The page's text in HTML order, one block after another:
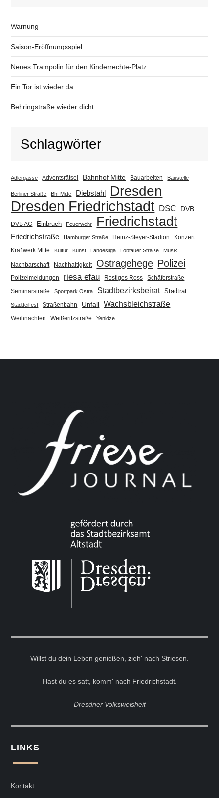
Warnung
Saison-Eröffnungsspiel
Neues Trampolin für den Kinderrechte-Platz
Ein Tor ist wieder da
Behringstraße wieder dicht
Schlagwörter
Adlergasse Adventsrätsel Bahnhof Mitte Bauarbeiten Baustelle
Berliner Straße Bhf Mitte Diebstahl Dresden
Dresden Friedrichstadt DSC DVB
DVB AG Einbruch Feuerwehr Friedrichstadt
Friedrichstraße Hamburger Straße Heinz-Steyer-Stadion
Konzert
Kraftwerk Mitte
Kultur Kunst Landesliga Löbtauer Straße Musik
Nachbarschaft Nachhaltigkeit Ostragehege Polizei
Polizeimeldungen riesa efau Rostiges Ross Schäferstraße
Seminarstraße Sportpark Ostra Stadtbezirksbeirat Stadtrat
Stadtteilfest Straßenbahn Unfall Wachsbleichstraße
Weihnachten Weißeritzstraße Yenidze
Willst du dein Leben genießen, zieh' nach Striesen.
Hast du es satt, komm' nach Friedrichstadt.
Dresdner Volksweisheit
LINKS
Kontakt